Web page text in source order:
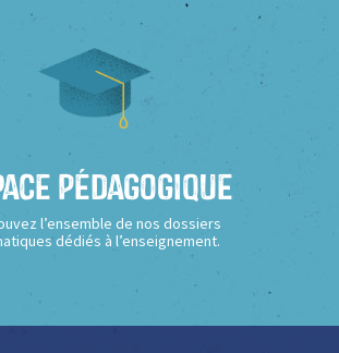
Pédagogique
l’ensemble de nos dossiers
dédiés à l’enseignement.